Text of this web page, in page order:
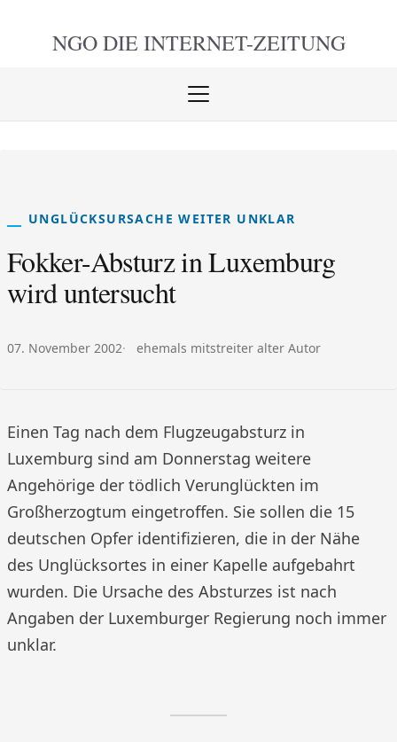
NGO DIE INTERNET-ZEITUNG
Menü
UNGLÜCKSURSACHE WEITER UNKLAR
Fokker-Absturz in Luxemburg
wird untersucht
Veröffentlicht am:
07. November 2002 Autor:
ehemals mitstreiter alter Autor
Einen Tag nach dem Flugzeugabsturz in
Luxemburg sind am Donnerstag weitere
Angehörige der tödlich Verunglückten im
Großherzogtum eingetroffen. Sie sollen die 15
deutschen Opfer identifizieren, die in der Nähe
des Unglücksortes in einer Kapelle aufgebahrt
wurden. Die Ursache des Absturzes ist nach
Angaben der Luxemburger Regierung noch immer
unklar.